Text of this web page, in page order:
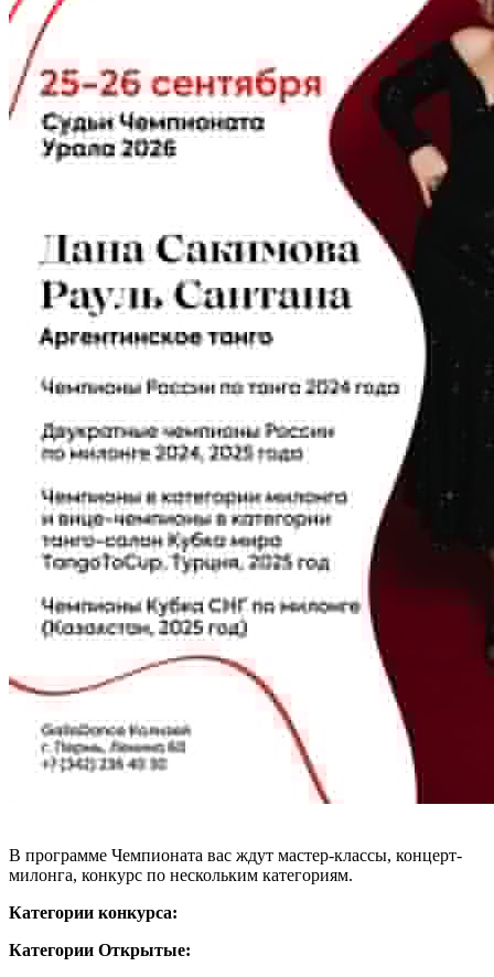
В программе Чемпионата вас ждут мастер-классы, концерт-
милонга, конкурс по нескольким категориям.
Категории конкурса:
Категории Открытые: